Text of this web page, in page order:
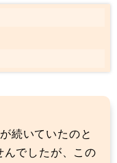
続いていたのと
でしたが、この